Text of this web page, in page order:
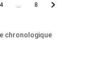
4 8
chronologique